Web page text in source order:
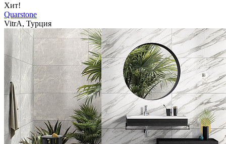
Хит!
Quarstone
VitrA, Турция